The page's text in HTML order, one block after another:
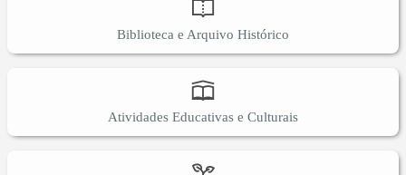
Biblioteca e Arquivo Histórico
Atividades Educativas e Culturais